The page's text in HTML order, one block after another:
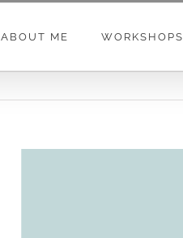
ABOUT ME WORKSHOPS